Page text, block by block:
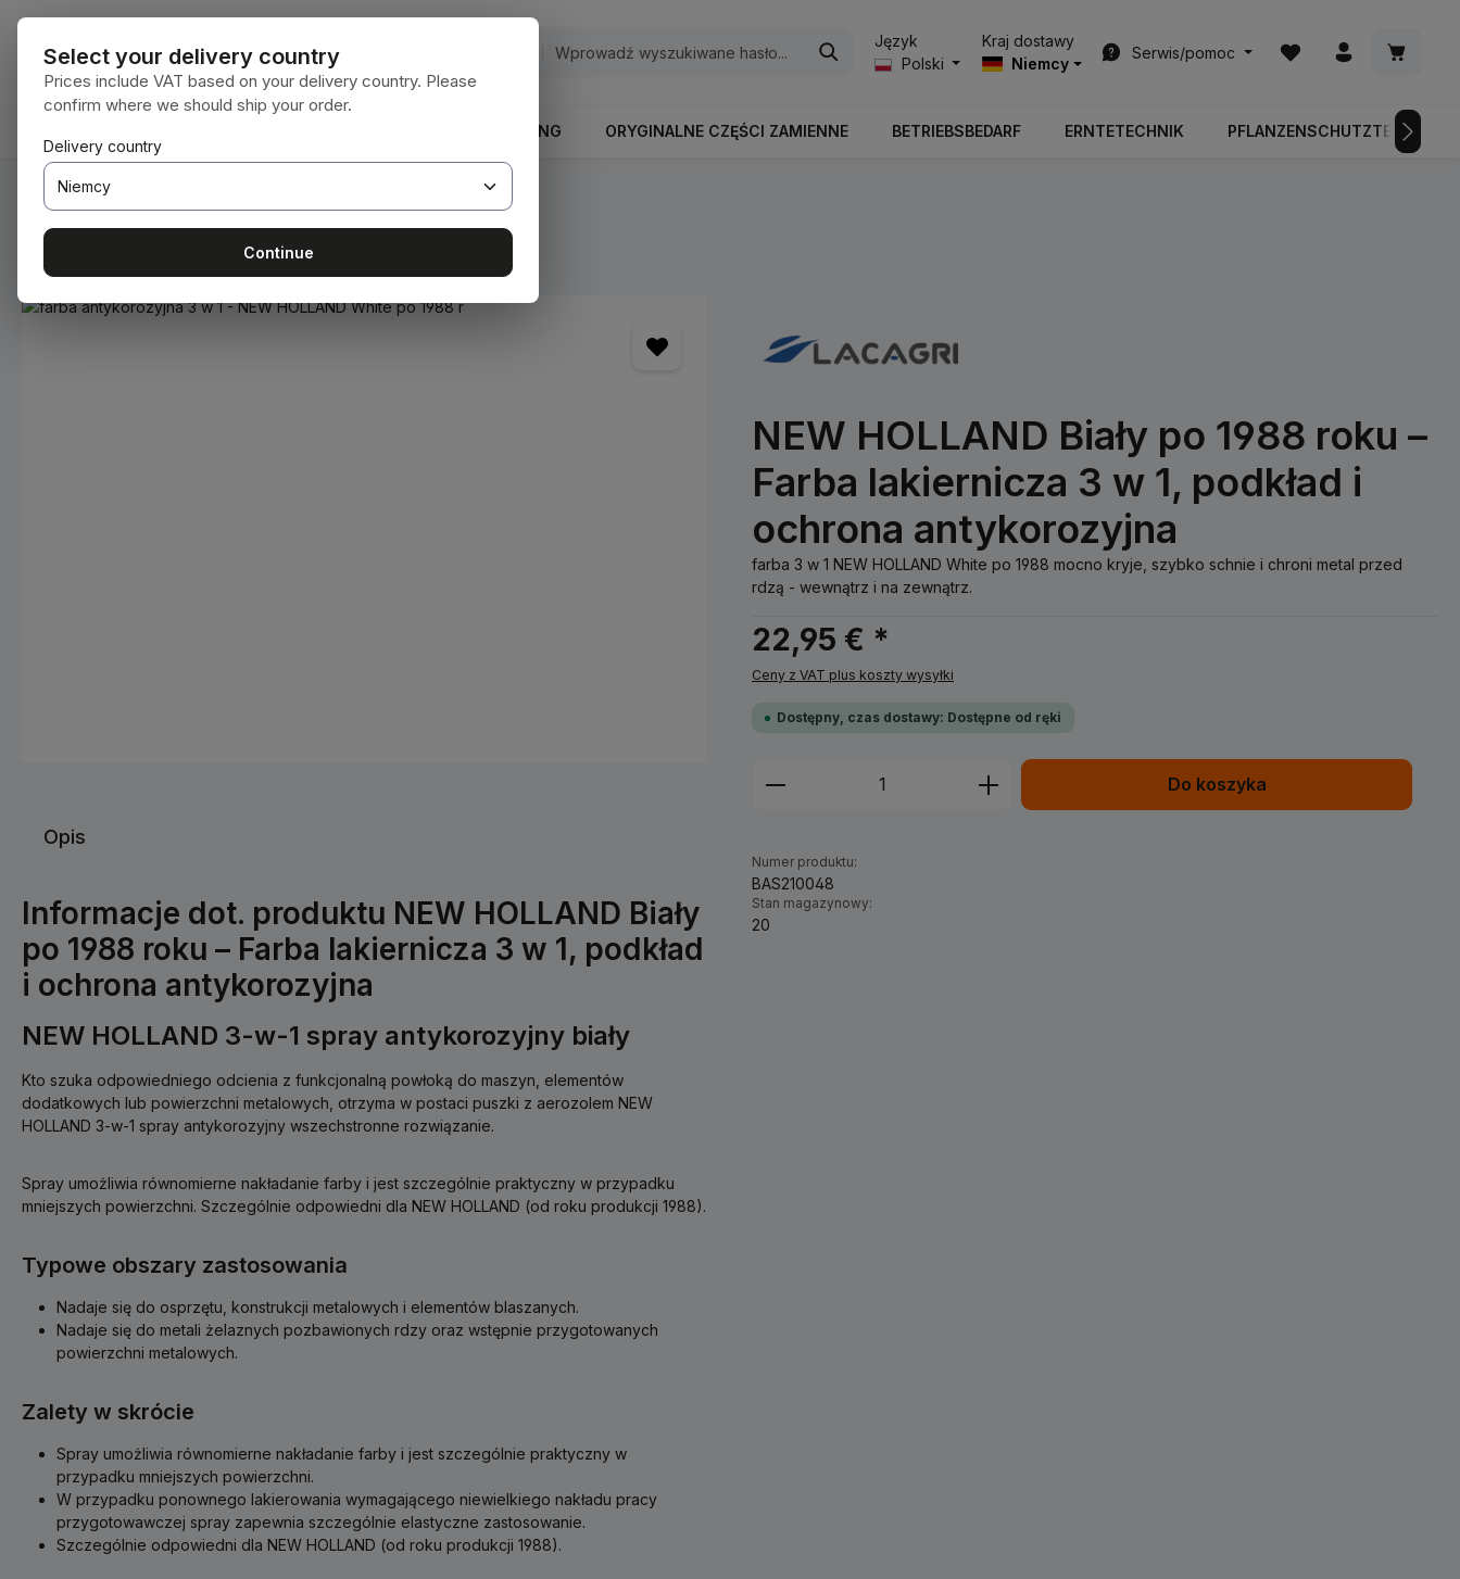
do głównej zawartości
Przejdź do wyszukiwania
Przejdź do głównej nawigacji
Język
Polski
Kraj dostawy
Niemcy
Serwis/pomoc
Masz 0 przedmioty na
BODENBEARBEITUNG ORYGINALNE CZĘŚCI ZAMIENNE BETRIEBSBEDARF ERNTETECHNIK PFLANZENSCHUTZTECHNIK
Jesteś tutaj: Home Materiały eksploatacyjne Farby i lakiery
Pomiń galerię zdjęć
NEW HOLLAND Biały po 1988 roku –
Farba lakiernicza 3 w 1, podkład i
ochrona antykorozyjna
farba 3 w 1 NEW HOLLAND White po 1988 mocno kryje, szybko schnie i chroni metal przed
rdzą - wewnątrz i na zewnątrz.
22,95 € *
Ceny z VAT plus koszty wysyłki
Dostępny, czas dostawy: Dostępne od ręki
Ilość produktu: Wprowadź żądaną ilość lub użyj
Do koszyka
Numer produktu:
BAS210048
Stan magazynowy:
20
Opis
Informacje dot. produktu NEW HOLLAND Biały
po 1988 roku – Farba lakiernicza 3 w 1, podkład
i ochrona antykorozyjna
NEW HOLLAND 3-w-1 spray antykorozyjny biały
Kto szuka odpowiedniego odcienia z funkcjonalną powłoką do maszyn, elementów
dodatkowych lub powierzchni metalowych, otrzyma w postaci puszki z aerozolem NEW
HOLLAND 3-w-1 spray antykorozyjny wszechstronne rozwiązanie.
Spray umożliwia równomierne nakładanie farby i jest szczególnie praktyczny w przypadku
mniejszych powierzchni. Szczególnie odpowiedni dla NEW HOLLAND (od roku produkcji 1988).
Typowe obszary zastosowania
Nadaje się do osprzętu, konstrukcji metalowych i elementów blaszanych.
Nadaje się do metali żelaznych pozbawionych rdzy oraz wstępnie przygotowanych
powierzchni metalowych.
Zalety w skrócie
Spray umożliwia równomierne nakładanie farby i jest szczególnie praktyczny w
przypadku mniejszych powierzchni.
W przypadku ponownego lakierowania wymagającego niewielkiego nakładu pracy
przygotowawczej spray zapewnia szczególnie elastyczne zastosowanie.
Szczególnie odpowiedni dla NEW HOLLAND (od roku produkcji 1988).
Select your delivery country
Prices include VAT based on your delivery country. Please
confirm where we should ship your order.
Delivery country
Continue